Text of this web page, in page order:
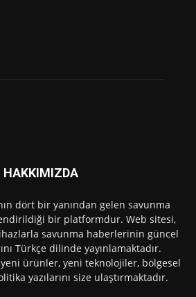
HAKKIMIZDA
dört bir yanından gelen savunma
bir platformdur. Web sitesi,
savunma haberlerinin güncel
Türkçe dilinde yayınlamaktadır.
ürünler, yeni teknolojiler, bölgesel
yazılarını size ulaştırmaktadır.